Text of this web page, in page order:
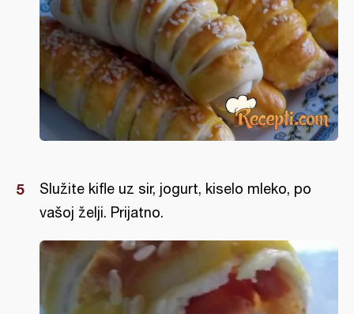
Služite kifle uz sir, jogurt, kiselo mleko, po
vašoj želji. Prijatno.